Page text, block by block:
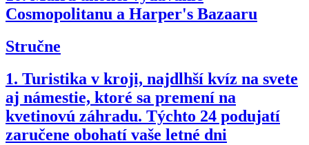
Cosmopolitanu a Harper's Bazaaru
Stručne
1. Turistika v kroji, najdlhší kvíz na svete
aj námestie, ktoré sa premení na
kvetinovú záhradu. Týchto 24 podujatí
zaručene obohatí vaše letné dni